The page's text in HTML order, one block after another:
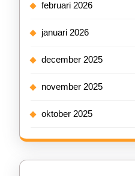
februari 2026
januari 2026
december 2025
november 2025
oktober 2025